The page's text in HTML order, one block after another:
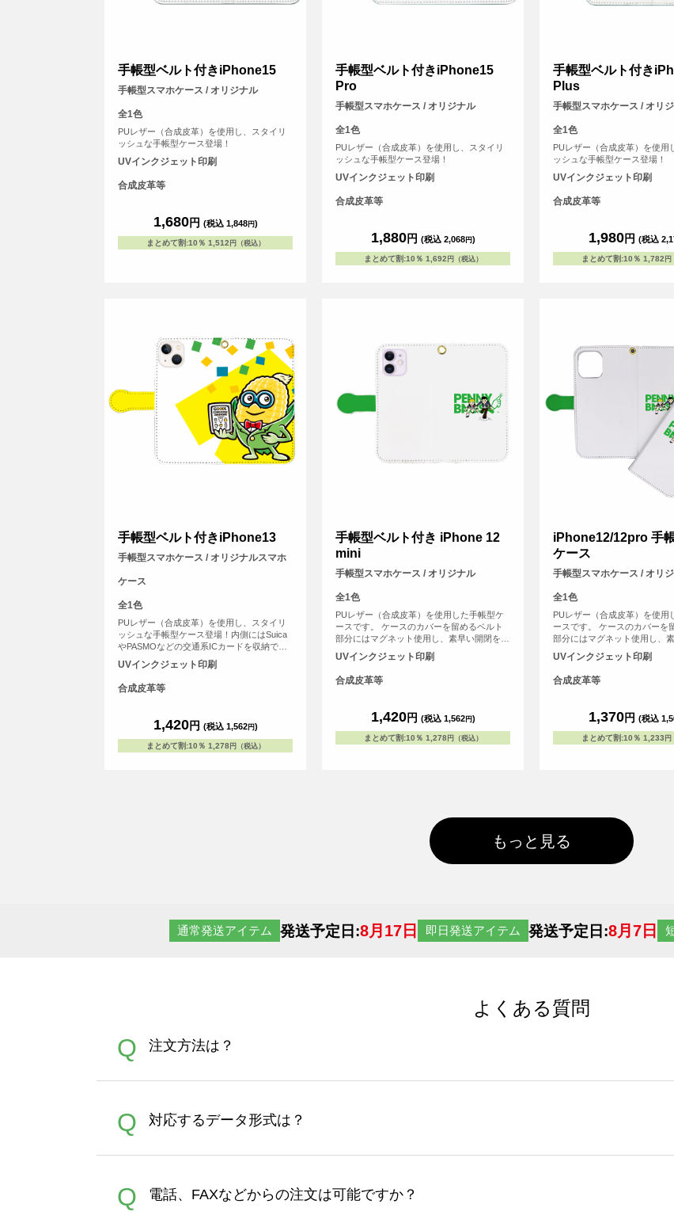
手帳型ベルト付きiPhone15
手帳型スマホケース / オリジナル
全1色
PUレザー（合成皮革）を使用し、スタイリ
ッシュな手帳型ケース登場！
UVインクジェット印刷
合成皮革等
1,680円 (税込 1,848円)
まとめて割:10％ 1,512 円（税込）
手帳型ベルト付きiPhone15
Pro
手帳型スマホケース / オリジナル
全1色
PUレザー（合成皮革）を使用し、スタイリ
ッシュな手帳型ケース登場！
UVインクジェット印刷
合成皮革等
1,880円 (税込 2,068円)
まとめて割:10％ 1,692 円（税込）
手帳型ベルト付き
Plus
手帳型スマホケース / オリ
全1色
PUレザー（合成皮革）を使用
ッシュな手帳型ケース登場！
UVインクジェット印刷
合成皮革等
1,980円 (税込
まとめて割:10％ 1,782 円
手帳型ベルト付きiPhone13
手帳型スマホケース / オリジナルスマホ
ケース
全1色
PUレザー（合成皮革）を使用し、スタイリ
ッシュな手帳型ケース登場！内側にはSuica
やPASMOなどの交通系ICカードを収納でき
るスリットがあります。ケースのカバーを留
めるベルト部分にマグネットを使用し、素早
い開閉が可能です。
UVインクジェット印刷
合成皮革等
1,420円 (税込 1,562円)
まとめて割:10％ 1,278 円（税込）
手帳型ベルト付き iPhone 12
mini
手帳型スマホケース / オリジナル
全1色
PUレザー（合成皮革）を使用した手帳型ケ
ースです。 ケースのカバーを留めるベルト
部分にはマグネット使用し、素早い開閉を可
能にしました。 内側にはSuicaやPASMOな
どの交通系ICカード等を収納可能な、カード
用スリットがございます。 UVインクジェッ
ト印刷でオリジナルのデザインをケースの表
お、iPhone用の手帳型ケースは、内側に固定
されたハードケース(白)にスマートフォン本
体をはめ込んでお使いいただくタイプとなっ
UVインクジェット印刷
合成皮革等
1,420円 (税込 1,562円)
まとめて割:10％ 1,278 円（税込）
iPhone12/12pro 手
ケース
手帳型スマホケース / オリ
全1色
PUレザー（合成皮革）を使用
ースです。 ケースのカバーを
部分にはマグネット使用し、素
能にしました。 内側にはSuica
どの交通系ICカード等を収納
用スリットがございます。 UV
ト印刷でオリジナルのデザイ
お、iPhone用の手帳型ケース
されたハードケース(白)にス
体をはめ込んでお使いいただ
UVインクジェット印刷
合成皮革等
1,370円 (税込
まとめて割:10％ 1,233 円
もっと見る
通常発送アイテム 発送予定日:8月17日 即日発送アイテム 発送予定日:8月7日
よくある質問
Q 注文方法は？
A
す。 30枚以上やシルク印刷など、大口注文の場合は、サポートが担当する
さい。製作する数量が多ければ多いほど、オンデマンドサービスよりも低価格で製作
Q 対応するデータ形式は？
A
ズは、20MBです。デジカメやスマホで撮影した写真などもアップロード可能です。
Q 電話、FAXなどからの注文は可能ですか？